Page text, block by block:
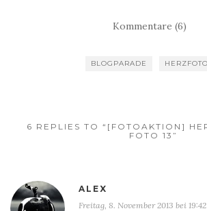
Kommentare (6)
BLOGPARADE
6 REPLIES TO “[FOTOAKTION]
FOTO 13”
ALEX
Freitag, 8. November 2013 bei 19:42